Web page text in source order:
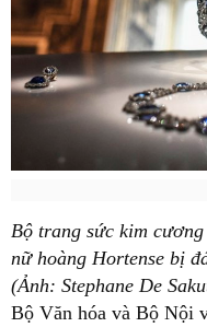
Bộ trang sức kim
nữ hoàng Hortense bị
(Ảnh: Stephane De
Bộ Văn hóa và Bộ Nội